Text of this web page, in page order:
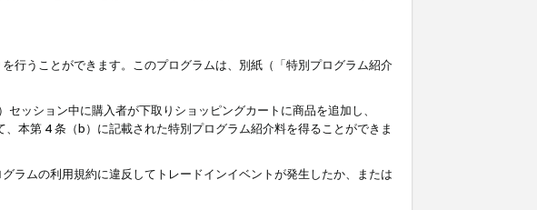
行うことができます。このプログラムは、別紙（「特別プログラム紹介
ッション中に購入者が下取りショッピングカートに商品を追加し、
本第 4 条（b）に記載された特別プログラム紹介料を得ることができま
ラムの利用規約に違反してトレードインイベントが発生したか、または